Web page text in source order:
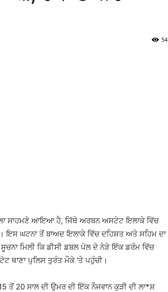
54
ਸਾਹਮਣੇ ਆਇਆ ਹੈ, ਜਿੱਥੇ ਅਰਬਨ ਅਸਟੇਟ ਇਲਾਕੇ ਵਿੱਚ
ਇਸ ਘਟਨਾ ਤੋਂ ਬਾਅਦ ਇਲਾਕੇ ਵਿੱਚ ਦਹਿਸ਼ਤ ਅਤੇ ਸਹਿਮ ਦਾ
ਮਿਲੀ ਕਿ ਡੀਸੀ ਡਬਲ ਪੋਲ ਦੇ ਨੇੜੇ ਇੱਕ ਡਰੰਮ ਵਿੱਚ
ਥਾਣਾ ਪੁਲਿਸ ਤੁਰੰਤ ਮੌਕੇ ‘ਤੇ ਪਹੁੰਚੀ।
ਤੋਂ 20 ਸਾਲ ਦੀ ਉਮਰ ਦੀ ਇੱਕ ਨੌਜਵਾਨ ਕੁੜੀ ਦੀ ਲਾ*ਸ਼